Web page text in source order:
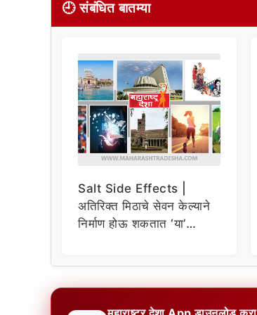
🕘 संबंधित बातम्या
Salt Side Effects |
अतिरिक्त मिठाचे सेवन केल्याने
निर्माण होऊ शकतात ‘या’